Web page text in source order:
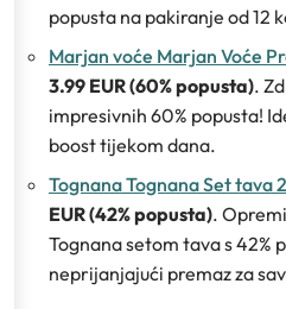
popusta na pakiranje od 12
Marjan voće Marjan Voće
3.99 EUR (60% popusta).
impresivnih 60% popusta!
boost tijekom dana.
Tognana Tognana Set tava
EUR (42% popusta).
Tognana setom tava s 42%
neprijanjajući premaz za